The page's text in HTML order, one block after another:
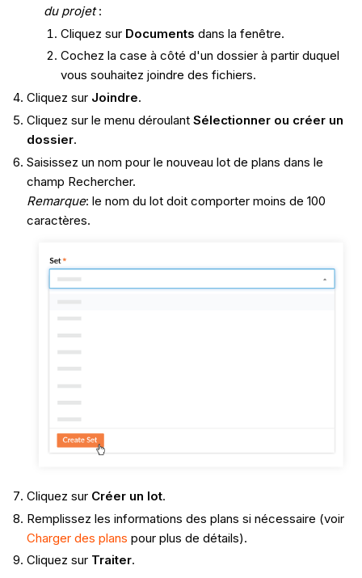
du projet:
Cliquez sur Documents dans la fenêtre.
Cochez la case à côté d'un dossier à partir duquel
vous souhaitez joindre des fichiers.
Cliquez sur Joindre.
Cliquez sur le menu déroulant Sélectionner ou créer un
dossier.
Saisissez un nom pour le nouveau lot de plans dans le
champ Rechercher.
Remarque: le nom du lot doit comporter moins de 100
caractères.
Cliquez sur Créer un lot.
Remplissez les informations des plans si nécessaire (voir
Charger des plans pour plus de détails).
Cliquez sur Traiter.